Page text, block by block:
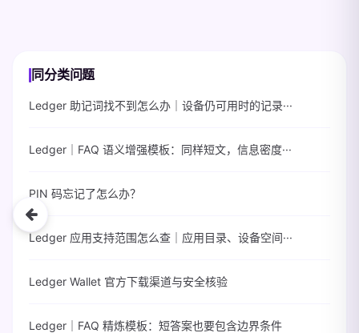
同分类问题
Ledger 助记词找不到怎么办｜设备仍可用时的记录···
Ledger｜FAQ 语义增强模板：同样短文，信息密度···
PIN 码忘记了怎么办？
Ledger 应用支持范围怎么查｜应用目录、设备空间···
Ledger Wallet 官方下载渠道与安全核验
Ledger｜FAQ 精炼模板：短答案也要包含边界条件